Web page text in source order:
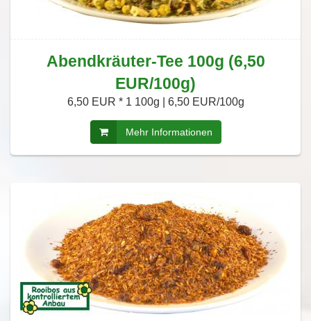
Abendkräuter-Tee 100g (6,50
EUR/100g)
6,50 EUR * 1 100g | 6,50 EUR/100g
Mehr Informationen